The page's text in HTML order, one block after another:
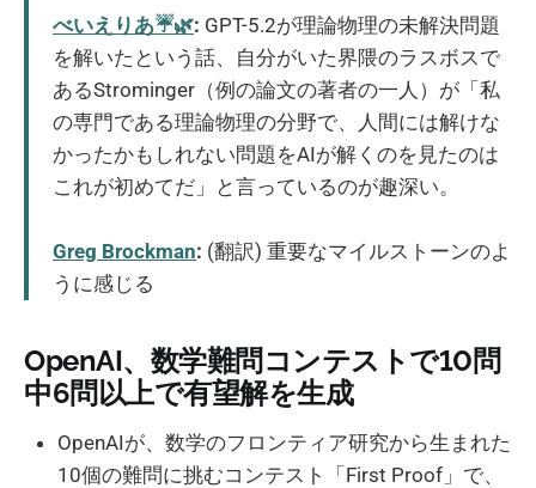
べいえりあ☔🌿: GPT-5.2が理論物理の未解決問題
を解いたという話、自分がいた界隈のラスボスで
あるStrominger（例の論文の著者の一人）が「私
の専門である理論物理の分野で、人間には解けな
かったかもしれない問題をAIが解くのを見たのは
これが初めてだ」と言っているのが趣深い。
Greg Brockman: (翻訳) 重要なマイルストーンのよ
うに感じる
OpenAI、数学難問コンテストで10問
中6問以上で有望解を生成
OpenAIが、数学のフロンティア研究から生まれた
10個の難問に挑むコンテスト「First Proof」で、